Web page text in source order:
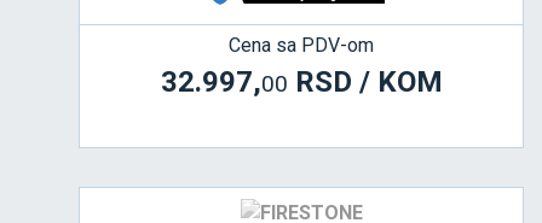
Cena sa PDV-om
32.997,00 RSD / KOM